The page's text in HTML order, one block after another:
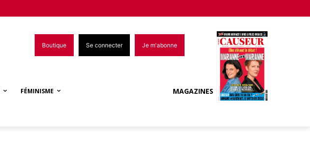
Boutique Se connecter Je m'abonne
FÉMINISME MAGAZINES